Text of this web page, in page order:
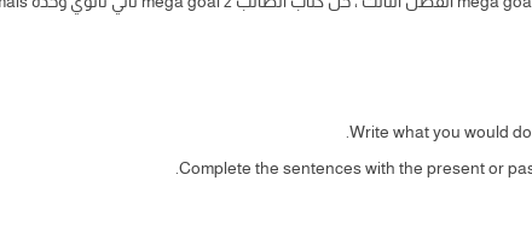
Write what you would
Complete the sentences with the present or